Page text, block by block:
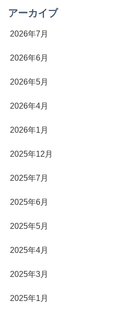
アーカイブ
2026年7月
2026年6月
2026年5月
2026年4月
2026年1月
2025年12月
2025年7月
2025年6月
2025年5月
2025年4月
2025年3月
2025年1月